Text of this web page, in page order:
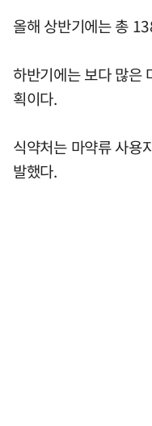
올해 상반기에는 총
하반기에는 보다 많은
획이다.
식약처는 마약류 사용
발했다.